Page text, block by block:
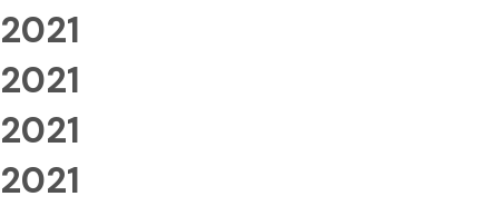
2021
2021
2021
2021